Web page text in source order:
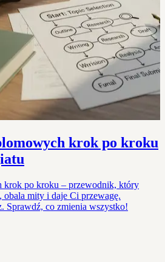
krok po kroku
krok po kroku – przewodnik, który
mity i daje Ci przewagę.
Sprawdź, co zmienia wszystko!